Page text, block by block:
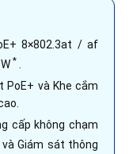
8×802.3at / af
*
PoE+ và Khe cắm
cấp không chạm
Giám sát thông